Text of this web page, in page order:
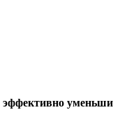
эффективно